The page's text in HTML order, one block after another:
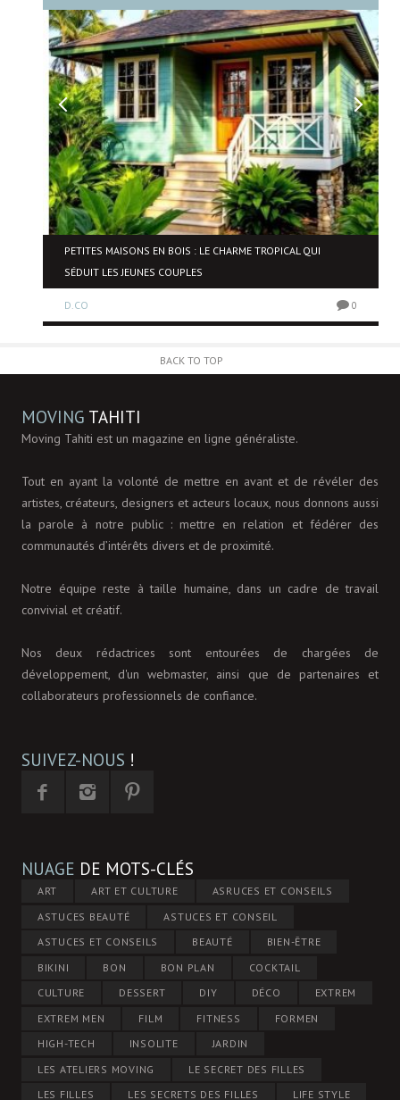
PETITES MAISONS EN BOIS : LE CHARME TROPICAL QUI
SÉDUIT LES JEUNES COUPLES
D.CO 0
BACK TO TOP
MOVING TAHITI
Moving Tahiti est un magazine en ligne généraliste.
Tout en ayant la volonté de mettre en avant et de révéler des
artistes, créateurs, designers et acteurs locaux, nous donnons aussi
la parole à notre public : mettre en relation et fédérer des
communautés d’intérêts divers et de proximité.
Notre équipe reste à taille humaine, dans un cadre de travail
convivial et créatif.
Nos deux rédactrices sont entourées de chargées de
développement, d'un webmaster, ainsi que de partenaires et
collaborateurs professionnels de confiance.
SUIVEZ-NOUS !
NUAGE DE MOTS-CLÉS
ART ART ET CULTURE
ASRUCES ET CONSEILS
ASTUCES BEAUTÉ
ASTUCES ET CONSEIL
ASTUCES ET CONSEILS
BEAUTÉ
BIEN-ÊTRE
BIKINI
BON BON PLAN
COCKTAIL
CULTURE
DESSERT DIY DÉCO
EXTREM
EXTREM MEN
FILM FITNESS
FORMEN
HIGH-TECH
INSOLITE
JARDIN
LES ATELIERS MOVING
LE SECRET DES FILLES
LES FILLES
LES SECRETS DES FILLES LIFE STYLE